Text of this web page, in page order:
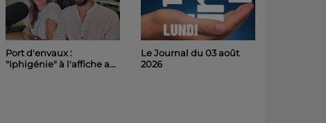
Port d'envaux :
"Iphigénie" à l'affiche au
Le Journal du 03 août
2026